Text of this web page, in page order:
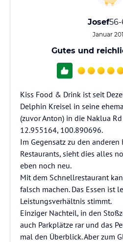
Josef
Januar
Gutes und
Kiss Food & Drink ist seit
Delphin Kreisel in seine
(zuvor Anton) in die Naklua
12.955164, 100.890696.
Im Gegensatz zu den
Restaurants, sieht dies alles
eben noch neu.
Mit dem Schnellrestaurant
falsch machen. Das Essen ist
Leistungsverhältnis stimmt.
Einziger Nachteil, in den
auch Parkplätze rar und das
mal den Überblick. Aber zum